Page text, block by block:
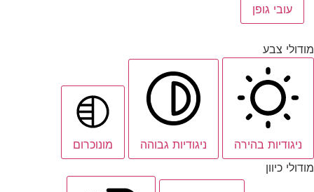
עובי גופן
מודולי צבע
ניגודיות בהירה ניגודיות גבוהה
מונוכרום
מודולי כיוון